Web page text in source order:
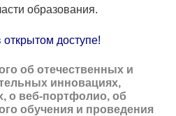
образования.
доступе!
об отечественных и
инновациях,
о веб-портфолио, об
обучения и проведения